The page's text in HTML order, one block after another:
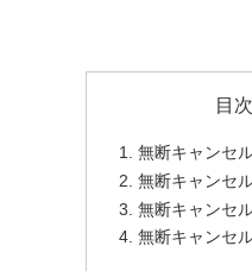
目次
無断キャンセ
無断キャンセ
無断キャンセ
無断キャンセ